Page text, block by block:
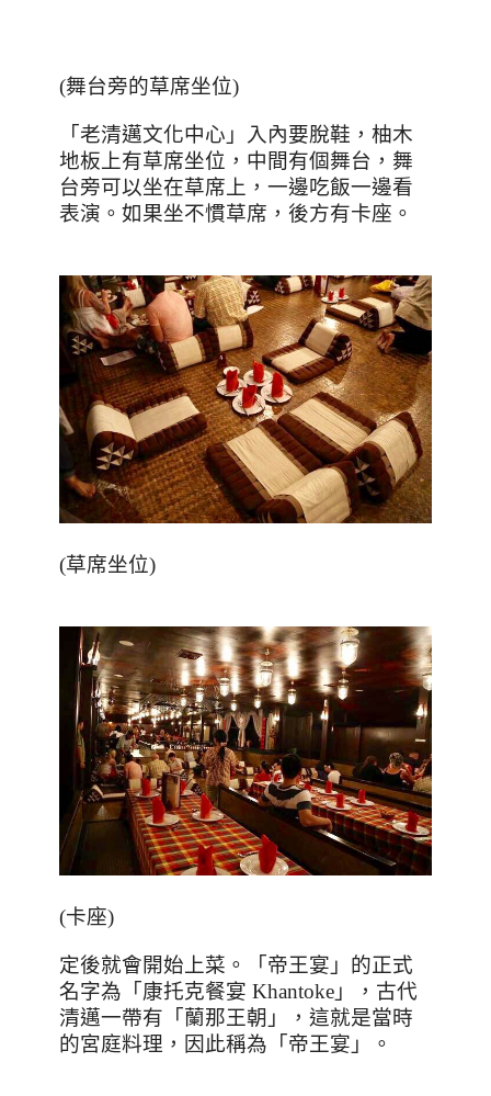
(舞台旁的草席坐位)
「老清邁文化中心」入內要脫鞋，柚木
地板上有草席坐位，中間有個舞台，舞
台旁可以坐在草席上，一邊吃飯一邊看
表演。如果坐不慣草席，後方有卡座。
(草席坐位)
(卡座)
定後就會開始上菜。「帝王宴」的正式
名字為「康托克餐宴 Khantoke 」，古代
清邁一帶有「蘭那王朝」，這就是當時
的宮庭料理，因此稱為「帝王宴」。